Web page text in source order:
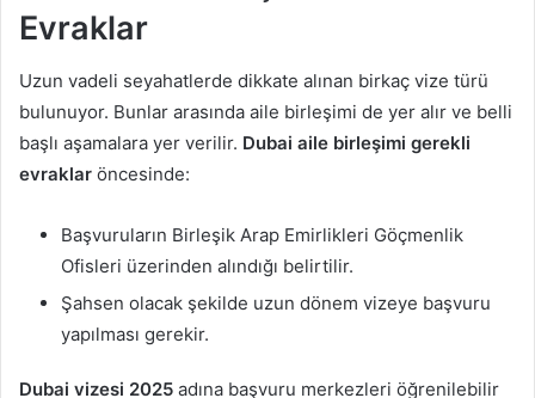
Evraklar
Uzun vadeli seyahatlerde dikkate alınan birkaç vize türü
bulunuyor. Bunlar arasında aile birleşimi de yer alır ve belli
başlı aşamalara yer verilir. Dubai aile birleşimi gerekli
evraklar öncesinde:
Başvuruların Birleşik Arap Emirlikleri Göçmenlik
Ofisleri üzerinden alındığı belirtilir.
Şahsen olacak şekilde uzun dönem vizeye başvuru
yapılması gerekir.
Dubai vizesi 2025 adına başvuru merkezleri öğrenilebilir